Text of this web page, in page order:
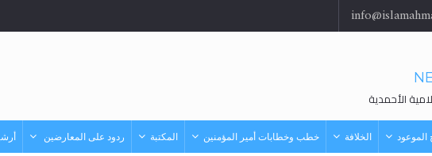
الأحمدية
الموعود الخلافة خطب وخطابات أمير المؤمنين المكتبة ردود على المعارضين